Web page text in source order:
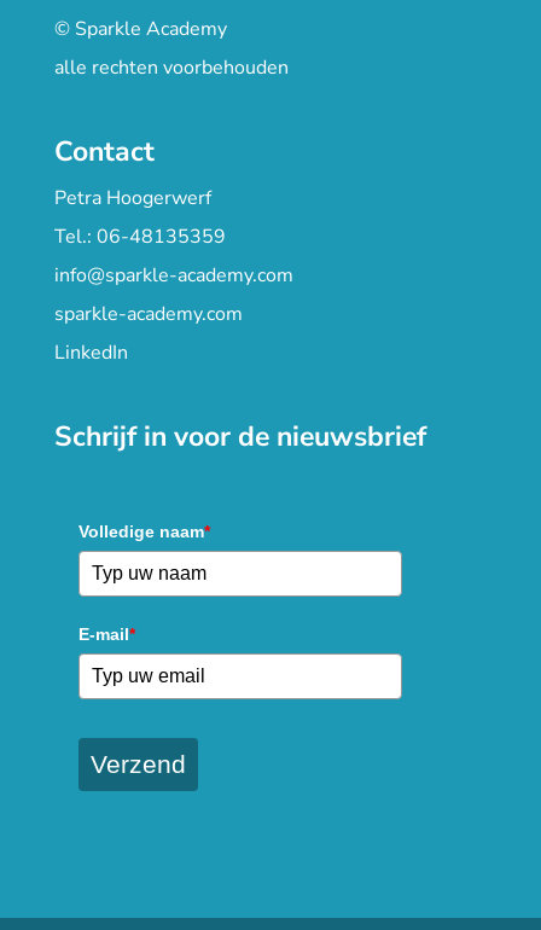
© Sparkle Academy
alle rechten voorbehouden
Contact
Petra Hoogerwerf
Tel.: 06-48135359
info@sparkle-academy.com
sparkle-academy.com
LinkedIn
Schrijf in voor de nieuwsbrief
Volledige naam*
E-mail*
Verzend